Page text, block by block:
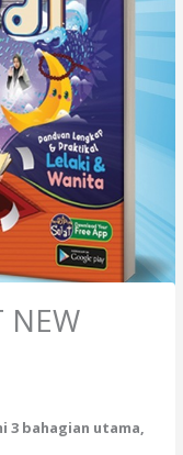
NEW
3 bahagian utama,